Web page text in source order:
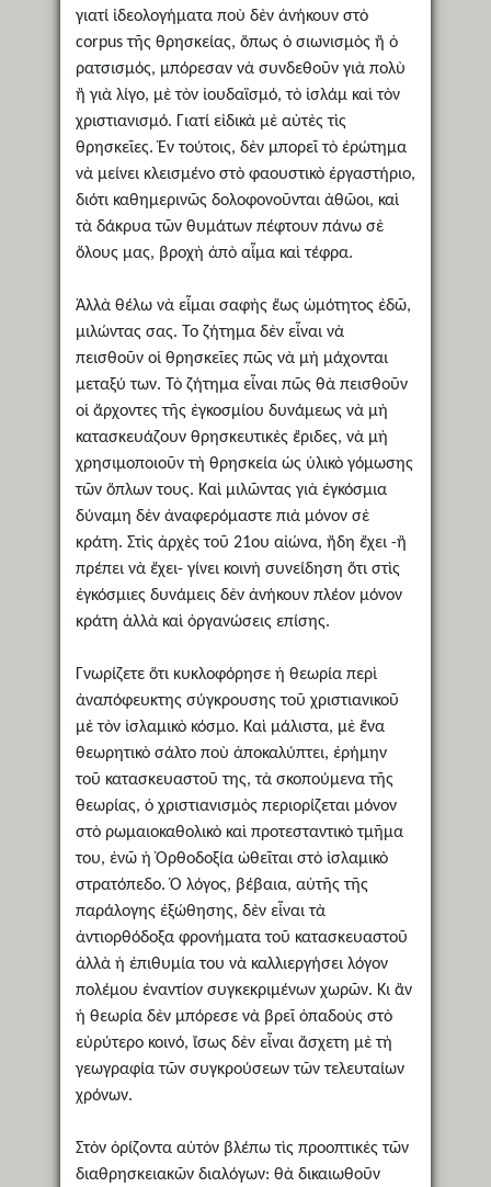
γιατί ἰδεολογήματα ποὺ δὲν ἀνήκουν στὸ
corpus τῆς θρησκείας, ὅπως ὁ σιωνισμὸς ἢ ὁ
ρατσισμός, μπόρεσαν νὰ συνδεθοῦν γιὰ πολὺ
ἢ γιὰ λίγο, μὲ τὸν ἰουδαϊσμό, τὸ ἰσλάμ καὶ τὸν
χριστιανισμό. Γιατί εἰδικὰ μὲ αὐτὲς τὶς
θρησκεῖες. Ἐν τούτοις, δὲν μπορεῖ τὸ ἐρώτημα
νὰ μείνει κλεισμένο στὸ φαουστικὸ ἐργαστήριο,
διότι καθημερινῶς δολοφονοῦνται ἀθῶοι, καὶ
τὰ δάκρυα τῶν θυμάτων πέφτουν πάνω σὲ
ὅλους μας, βροχὴ ἀπὸ αἷμα καὶ τέφρα.
Ἀλλὰ θέλω νὰ εἶμαι σαφὴς ἔως ὡμότητος ἐδῶ,
μιλώντας σας. Το ζήτημα δὲν εἶναι νὰ
πεισθοῦν οἱ θρησκεῖες πῶς νὰ μὴ μάχονται
μεταξύ των. Τὸ ζήτημα εἶναι πῶς θὰ πεισθοῦν
οἱ ἄρχοντες τῆς ἐγκοσμίου δυνάμεως νὰ μὴ
κατασκευάζουν θρησκευτικὲς ἔριδες, νὰ μὴ
χρησιμοποιοῦν τὴ θρησκεία ὡς ὑλικὸ γόμωσης
τῶν ὅπλων τους. Καὶ μιλῶντας γιὰ ἐγκόσμια
δύναμη δὲν ἀναφερόμαστε πιὰ μόνον σὲ
κράτη. Στὶς ἀρχὲς τοῦ 21ου αἰώνα, ἤδη ἔχει -ἢ
πρέπει νὰ ἔχει- γίνει κοινὴ συνείδηση ὅτι στὶς
ἐγκόσμιες δυνάμεις δὲν ἀνήκουν πλέον μόνον
κράτη ἀλλὰ καὶ ὀργανώσεις επίσης.
Γνωρίζετε ὅτι κυκλοφόρησε ἡ θεωρία περὶ
ἀναπόφευκτης σύγκρουσης τοῦ χριστιανικοῦ
μὲ τὸν ἰσλαμικὸ κόσμο. Καὶ μάλιστα, μὲ ἕνα
θεωρητικὸ σάλτο ποὺ ἀποκαλύπτει, ἐρήμην
τοῦ κατασκευαστοῦ της, τὰ σκοπούμενα τῆς
θεωρίας, ὁ χριστιανισμὸς περιορίζεται μόνον
στὸ ρωμαιοκαθολικὸ καὶ προτεσταντικὸ τμῆμα
του, ἐνῶ ἡ Ὀρθοδοξία ὠθεῖται στὸ ἰσλαμικὸ
στρατόπεδο. Ὁ λόγος, βέβαια, αὐτῆς τῆς
παράλογης ἐξώθησης, δὲν εἶναι τὰ
ἀντιορθόδοξα φρονήματα τοῦ κατασκευαστοῦ
ἀλλὰ ἡ ἐπιθυμία του νὰ καλλιεργήσει λόγον
πολέμου ἐναντίον συγκεκριμένων χωρῶν. Κι ἂν
ἡ θεωρία δὲν μπόρεσε νὰ βρεῖ ὁπαδοὺς στὸ
εὐρύτερο κοινό, ἴσως δὲν εἶναι ἄσχετη μὲ τὴ
γεωγραφία τῶν συγκρούσεων τῶν τελευταίων
χρόνων.
Στὸν ὁρίζοντα αὐτὸν βλέπω τὶς προοπτικὲς τῶν
διαθρησκειακῶν διαλόγων: θὰ δικαιωθοῦν